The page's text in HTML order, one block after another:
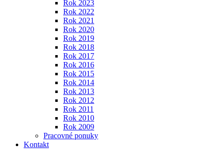
Rok 2023
Rok 2022
Rok 2021
Rok 2020
Rok 2019
Rok 2018
Rok 2017
Rok 2016
Rok 2015
Rok 2014
Rok 2013
Rok 2012
Rok 2011
Rok 2010
Rok 2009
Pracovné ponuky
Kontakt